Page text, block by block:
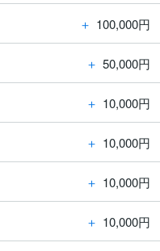
＋ 100,000円
＋ 50,000円
＋ 10,000円
＋ 10,000円
＋ 10,000円
＋ 10,000円